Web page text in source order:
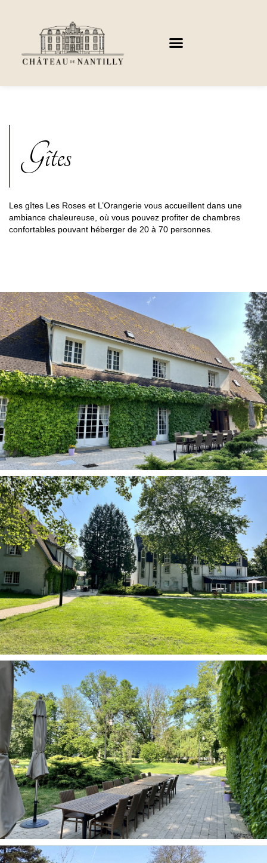
contenu
Gîtes
Les gîtes Les Roses et L’Orangerie vous accueillent dans une
ambiance chaleureuse, où vous pouvez profiter de chambres
confortables pouvant héberger de 20 à 70 personnes.